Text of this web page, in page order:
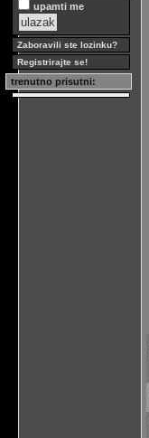
upamti me
Zaboravili ste lozinku?
Registrirajte se!
trenutno prisutni: